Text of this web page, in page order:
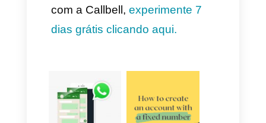
6) Seguidamente, vamos à
última seção do nosso editor de
o tipo de anúncio, nesse caso
pode ser foto ou vídeo e